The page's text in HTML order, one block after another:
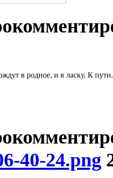
в родное, и в ласку. К пути.
40-24.png